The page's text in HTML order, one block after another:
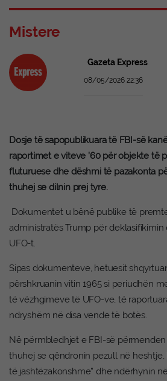
Mistere
Gazeta Express
08/05/2026 22:36
Dosje të sapopublikuara të FBI-së
raportimet e viteve ’60 për objekte të
fluturuese dhe dëshmi të pazakonta
thuhej se dilnin prej tyre.
Dokumentet u bënë publike të
administratës Trump për
UFO-t.
Sipas dokumenteve, hetuesit
përshkruanin vitin 1965 si periudhën
të vëzhgimeve të UFO-ve, të
ndryshëm në disa vende të botës.
Në përmbledhjet e FBI-së
thuhej se qëndronin pezull në heshtje,
të jashtëzakonshme” dhe ndërhynin